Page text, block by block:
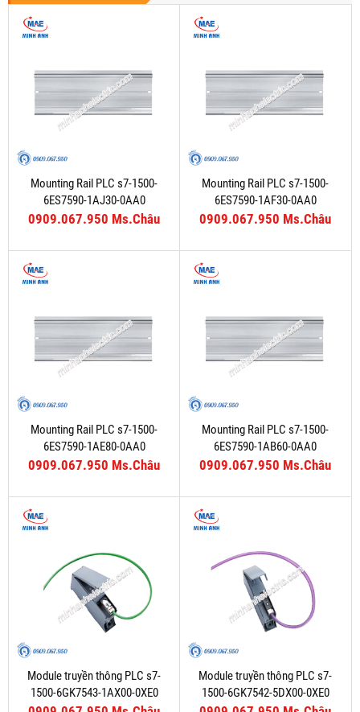
Mounting Rail PLC s7-1500-
6ES7590-1AJ30-0AA0
0909.067.950 Ms.Châu
Mounting Rail PLC s7-1500-
6ES7590-1AF30-0AA0
0909.067.950 Ms.Châu
Mounting Rail PLC s7-1500-
6ES7590-1AE80-0AA0
0909.067.950 Ms.Châu
Mounting Rail PLC s7-1500-
6ES7590-1AB60-0AA0
0909.067.950 Ms.Châu
Module truyền thông PLC s7-
1500-6GK7543-1AX00-0XE0
Module truyền thông PLC s7-
1500-6GK7542-5DX00-0XE0